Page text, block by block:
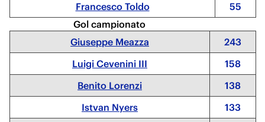
Francesco Toldo
55
Gol campionato
Giuseppe Meazza
243
Luigi Cevenini III
158
Benito Lorenzi
138
Istvan Nyers
133